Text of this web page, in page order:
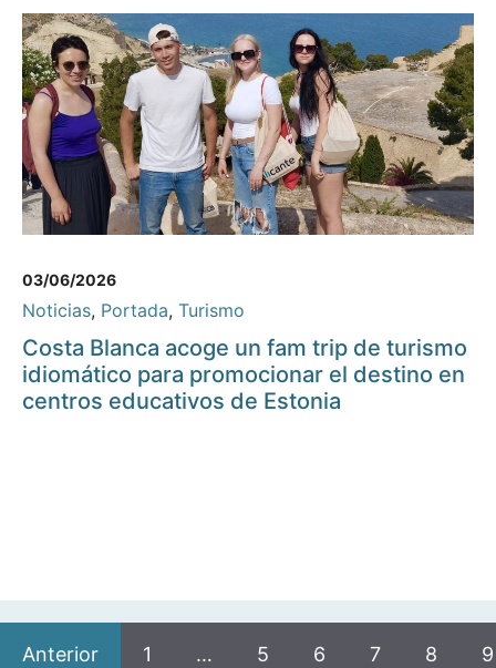
03/06/2026
Noticias, Portada, Turismo
Costa Blanca acoge un fam trip de turismo
idiomático para promocionar el destino en
centros educativos de Estonia
Anterior 1 … 5 6 7 8 9